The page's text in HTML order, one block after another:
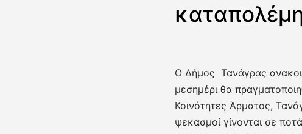
Ο Δήμος Τανάγρας
μεσημέρι θα
Κοινότητες Άρματος,
ψεκασμοί γίνονται σε